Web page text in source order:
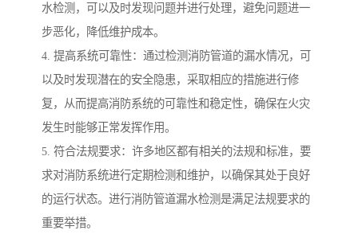
水检测，可以及时发现问题并进行处理，避免问题进一
步恶化，降低维护成本。
4. 提高系统可靠性：通过检测消防管道的漏水情况，可
以及时发现潜在的安全隐患，采取相应的措施进行修
复，从而提高消防系统的可靠性和稳定性，确保在火灾
发生时能够正常发挥作用。
5. 符合法规要求：许多地区都有相关的法规和标准，要
求对消防系统进行定期检测和维护，以确保其处于良好
的运行状态。进行消防管道漏水检测是满足法规要求的
重要举措。